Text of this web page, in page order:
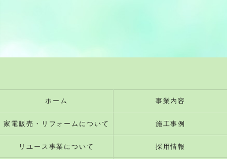
ホーム 事業内容
家電販売・リフォームについて 施工事例
リユース事業について 採用情報